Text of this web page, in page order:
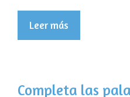
Leer más
Completa las